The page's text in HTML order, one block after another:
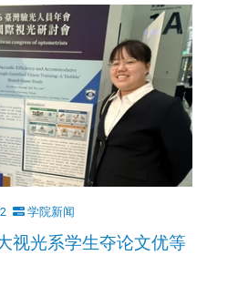
学院新闻
视光系学生夺论文优等